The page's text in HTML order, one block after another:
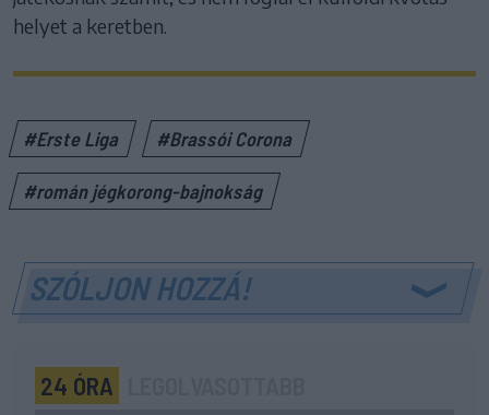
helyet a keretben.
#Erste Liga #Brassói Corona
#román jégkorong-bajnokság
SZÓLJON HOZZÁ!
24 ÓRA